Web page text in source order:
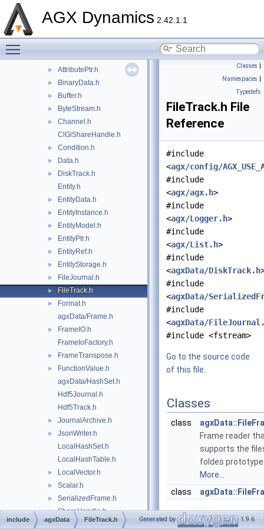
AGX Dynamics 2.42.1.1
► agxData.h
► AttributePtr.h
► BinaryData.h
► Buffer.h
► ByteStream.h
►
Channel.h
ClGlShareHandle.h
► Condition.h
► Data.h
►
DiskTrack.h
Entity.h
► EntityData.h
► EntityInstance.h
► EntityModel.h
► EntityPtr.h
► EntityRef.h
► EntityStorage.h
► FileJournal.h
► FileTrack.h
►
Format.h
agxData/Frame.h
►
FrameIO.h
FrameIoFactory.h
► FrameTranspose.h
►
FunctionValue.h
agxData/HashSet.h
Hdf5Journal.h
Hdf5Track.h
► JournalArchive.h
►
JsonWriter.h
LocalHashSet.h
LocalHashTable.h
► LocalVector.h
► Scalar.h
► SerializedFrame.h
► ShareHandle.h
► agxData/StackArray.h
Classes |
Namespaces |
Typedefs
FileTrack.h File
Reference
#include
<agx/config/
#include
<agx/agx.h>
#include
<agx/Logger.h>
#include
<agx/List.h>
#include
<agxData/DiskTrack.h
#include
<agxData/
#include
<agxData/
#include <fstream>
Go to the source code
of this file.
Classes
class
Frame reader
supports the
foldes
More...
class
Namespaces
include agxData FileTrack.h Generated by 1.9.6